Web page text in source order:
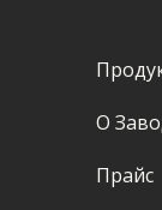
О
Прайс